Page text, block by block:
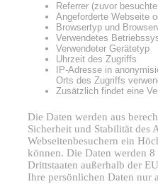
Referrer (zuvor
Angeforderte Webseite
Browsertyp und
Verwendetes
Verwendeter Gerätetyp
Uhrzeit des Zugriffs
IP-Adresse in
Orts des Zugriffs
Zusätzlich findet eine
Die Daten werden aus
Sicherheit und Stabilität des
Webseitenbesuchern ein
können. Die Daten werden
Drittstaaten außerhalb der
Ihre persönlichen Daten nur